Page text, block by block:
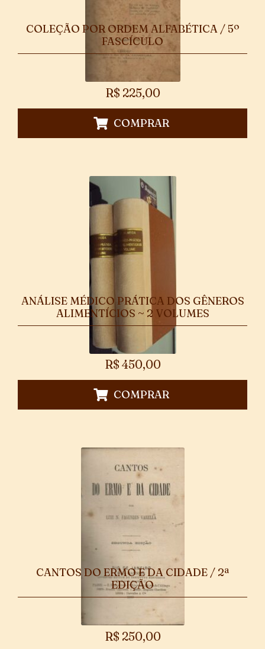
COLEÇÃO POR ORDEM ALFABÉTICA / 5º
FASCÍCULO
R$ 225,00
COMPRAR
ANÁLISE MÉDICO PRÁTICA DOS GÊNEROS
ALIMENTÍCIOS ~ 2 VOLUMES
R$ 450,00
COMPRAR
CANTOS DO ERMO E DA CIDADE / 2ª
EDIÇÃO
R$ 250,00